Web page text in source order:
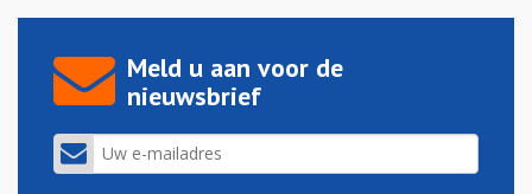
Meld u aan voor de
nieuwsbrief